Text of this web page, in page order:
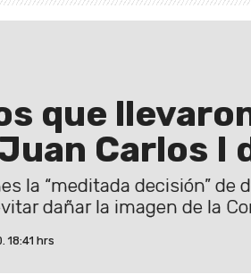
que
Carlos I
la “meditada decisión” de
dañar la imagen de la
18:41 hrs